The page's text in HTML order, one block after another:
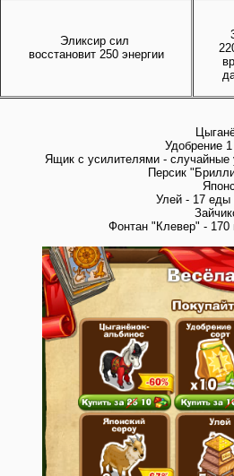
Эликсир сил
восстановит 250 энергии
Удобрение
Ящик с усилителями - случайные
Персик
Улей - 17 еды
Фонтан "Клевер" - 170